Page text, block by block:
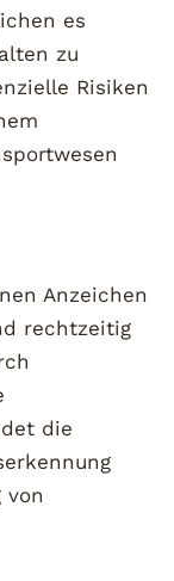
es
zu
Risiken
Anzeichen
rechtzeitig
die
von